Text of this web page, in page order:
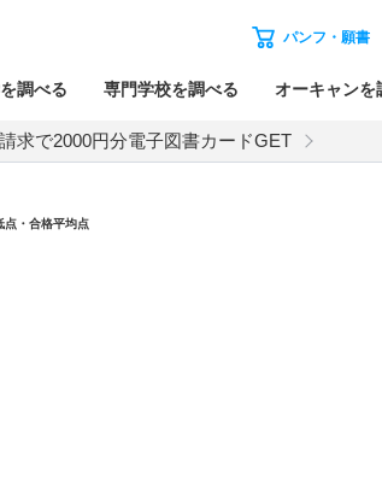
パンフ・願書
調べる 専門学校を調べる オーキャンを
求で2000円分電子図書カードGET
点・合格平均点